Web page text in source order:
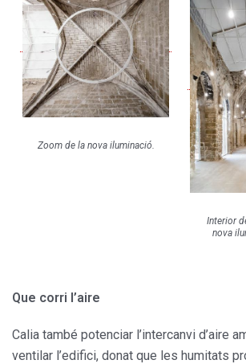
Zoom de la nova iluminació.
Interior
nova
Que corri l’aire
Calia també potenciar l’intercanvi d’aire
ventilar l’edifici, donat que les humitats